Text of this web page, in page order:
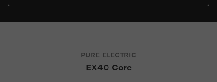
PURE ELECTRIC
EX40 Core